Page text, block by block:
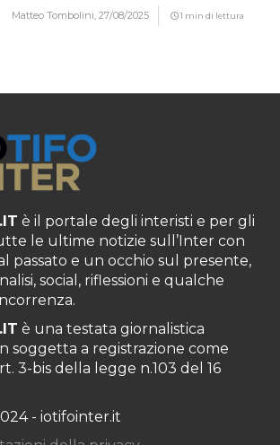
Matteo Tombolini,27/08/2025 1 min di lettura
è il portale degli interisti e per gli
le ultime notizie sull’Inter con
passato e un occhio sul presente,
social, riflessioni e qualche
è una testata giornalistica
soggetta a registrazione come
3-bis della legge n.103 del 16
- iotifointer.it